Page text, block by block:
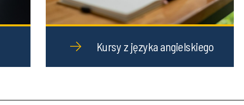
Kursy z języka angielskiego